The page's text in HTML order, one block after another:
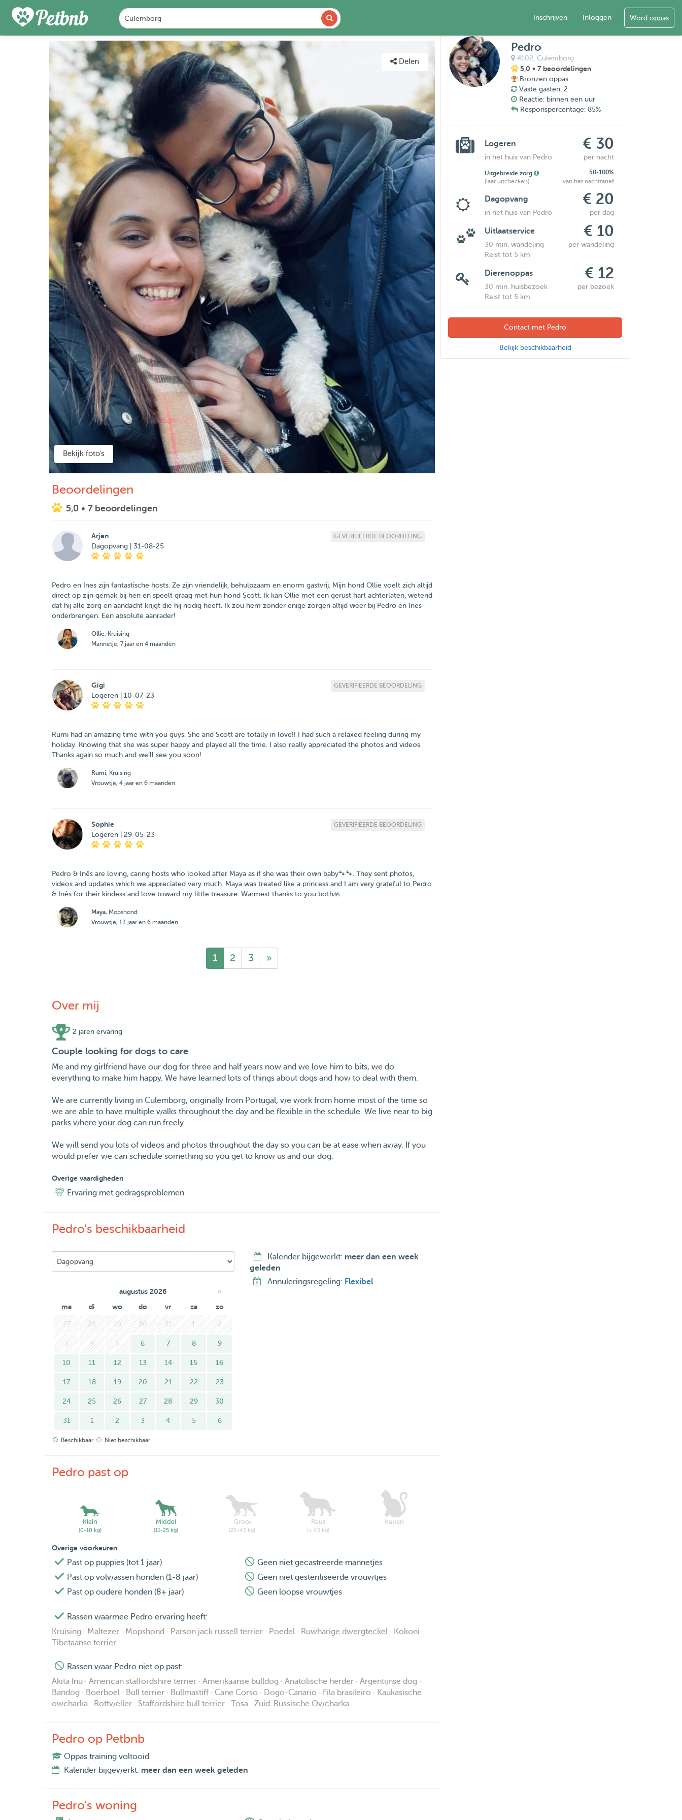
Inschrijven Inloggen Word oppas
FOTO'S BEOORDELINGEN DETAILS
Delen
Bekijk foto's
Beoordelingen
5,0 • 7 beoordelingen
Arjen
Dagopvang | 31-08-25
GEVERIFIEERDE BEOORDELING
Pedro en Ines zijn fantastische hosts. Ze zijn vriendelijk, behulpzaam en enorm gastvrij. Mijn hond Ollie voelt zich altijd
direct op zijn gemak bij hen en speelt graag met hun hond Scott. Ik kan Ollie met een gerust hart achterlaten, wetend
dat hij alle zorg en aandacht krijgt die hij nodig heeft. Ik zou hem zonder enige zorgen altijd weer bij Pedro en Ines
onderbrengen. Een absolute aanrader!
Ollie, Kruising
Mannetje, 7 jaar en 4 maanden
Gigi
Logeren | 10-07-23
GEVERIFIEERDE BEOORDELING
Rumi had an amazing time with you guys. She and Scott are totally in love!! I had such a relaxed feeling during my
holiday. Knowing that she was super happy and played all the time. I also really appreciated the photos and videos.
Thanks again so much and we’ll see you soon!
Rumi, Kruising
Vrouwtje, 4 jaar en 6 maanden
Sophie
Logeren | 29-05-23
GEVERIFIEERDE BEOORDELING
Pedro & Inês are loving, caring hosts who looked after Maya as if she was their own baby🐾🐾. They sent photos,
videos and updates which we appreciated very much. Maya was treated like a princess and I am very grateful to Pedro
& Inês for their kindess and love toward my little treasure. Warmest thanks to you both🙏
Maya, Mopshond
Vrouwtje, 13 jaar en 6 maanden
1 2 3 »
Over mij
2 jaren ervaring
Couple looking for dogs to care
Me and my girlfriend have our dog for three and half years now and we love him to bits, we do
everything to make him happy. We have learned lots of things about dogs and how to deal with them.
We are currently living in Culemborg, originally from Portugal, we work from home most of the time so
we are able to have multiple walks throughout the day and be flexible in the schedule. We live near to big
parks where your dog can run freely.
We will send you lots of videos and photos throughout the day so you can be at ease when away. If you
would prefer we can schedule something so you get to know us and our dog.
Overige vaardigheden
Ervaring met gedragsproblemen
Pedro's beschikbaarheid
augustus 2026 »
ma di wo do vr za zo
27 28 29 30 31 1 2
3 4 5 6 7 8 9
10 11 12 13 14 15 16
17 18 19 20 21 22 23
24 25 26 27 28 29 30
31 1 2 3 4 5 6
Beschikbaar Niet beschikbaar
Kalender bijgewerkt: meer dan een week
geleden
Annuleringsregeling: Flexibel
Pedro past op
Klein
(0-10 kg)
Middel
(11-25 kg)
Groot
(26-45 kg)
Reus
(> 45 kg)
Katten
Overige voorkeuren
Past op puppies (tot 1 jaar)
Past op volwassen honden (1-8 jaar)
Past op oudere honden (8+ jaar)
Geen niet gecastreerde mannetjes
Geen niet gesteriliseerde vrouwtjes
Geen loopse vrouwtjes
Rassen waarmee Pedro ervaring heeft:
Kruising · Maltezer · Mopshond · Parson jack russell terrier · Poedel · Ruwharige dwergteckel · Kokoni ·
Tibetaanse terrier
Rassen waar Pedro niet op past:
Akita Inu · American staffordshire terrier · Amerikaanse bulldog · Anatolische herder · Argentijnse dog ·
Bandog · Boerboel · Bull terrier · Bullmastiff · Cane Corso · Dogo-Canario · Fila brasileiro · Kaukasische
owcharka · Rottweiler · Staffordshire bull terrier · Tosa · Zuid-Russische Owcharka
Pedro op Petbnb
Oppas training voltooid
Kalender bijgewerkt: meer dan een week geleden
Pedro's woning
Pedro
4102,Culemborg
5,0 • 7 beoordelingen
Bronzen oppas
Vaste gasten: 2
Reactie: binnen een uur
Responspercentage: 85%
Logeren € 30
in het huis van Pedro per nacht
Uitgebreide zorg
50-100%
(laat uitchecken)
van het nachttarief
Dagopvang € 20
in het huis van Pedro per dag
Uitlaatservice € 10
30 min. wandeling
per wandeling
Reist tot 5 km
Dierenoppas € 12
30 min. huisbezoek
per bezoek
Reist tot 5 km
Contact met Pedro
Bekijk beschikbaarheid